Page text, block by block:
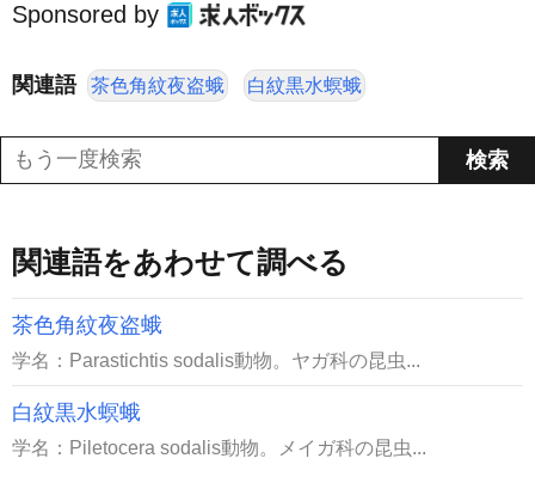
Sponsored by
関連語 茶色角紋夜盗蛾 白紋黒水螟蛾
関連語をあわせて調べる
茶色角紋夜盗蛾
学名：Parastichtis sodalis動物。ヤガ科の昆虫...
白紋黒水螟蛾
学名：Piletocera sodalis動物。メイガ科の昆虫...